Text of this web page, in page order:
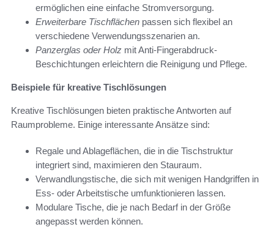
ermöglichen eine einfache Stromversorgung.
Erweiterbare Tischflächen passen sich flexibel an
verschiedene Verwendungsszenarien an.
Panzerglas oder Holz mit Anti-Fingerabdruck-
Beschichtungen erleichtern die Reinigung und Pflege.
Beispiele für kreative Tischlösungen
Kreative Tischlösungen bieten praktische Antworten auf
Raumprobleme. Einige interessante Ansätze sind:
Regale und Ablageflächen, die in die Tischstruktur
integriert sind, maximieren den Stauraum.
Verwandlungstische, die sich mit wenigen Handgriffen in
Ess- oder Arbeitstische umfunktionieren lassen.
Modulare Tische, die je nach Bedarf in der Größe
angepasst werden können.